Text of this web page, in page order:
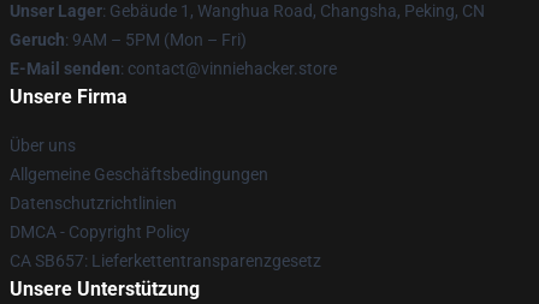
Unser Lager: Gebäude 1, Wanghua Road, Changsha, Peking, CN
Geruch: 9AM – 5PM (Mon – Fri)
E-Mail senden: contact@vinniehacker.store
Unsere Firma
Über uns
Allgemeine Geschäftsbedingungen
Datenschutzrichtlinien
DMCA - Copyright Policy
CA SB657: Lieferkettentransparenzgesetz
Unsere Unterstützung